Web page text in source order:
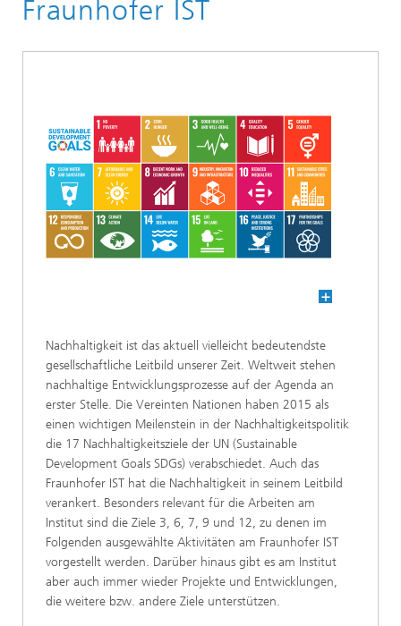
Fraunhofer IST
Nachhaltigkeit ist das aktuell vielleicht bedeutendste
gesellschaftliche Leitbild unserer Zeit. Weltweit stehen
nachhaltige Entwicklungsprozesse auf der Agenda an
erster Stelle. Die Vereinten Nationen haben 2015 als
einen wichtigen Meilenstein in der Nachhaltigkeitspolitik
die 17 Nachhaltigkeitsziele der UN (Sustainable
Development Goals SDGs) verabschiedet. Auch das
Fraunhofer IST hat die Nachhaltigkeit in seinem Leitbild
verankert. Besonders relevant für die Arbeiten am
Institut sind die Ziele 3, 6, 7, 9 und 12, zu denen im
Folgenden ausgewählte Aktivitäten am Fraunhofer IST
vorgestellt werden. Darüber hinaus gibt es am Institut
aber auch immer wieder Projekte und Entwicklungen,
die weitere bzw. andere Ziele unterstützen.